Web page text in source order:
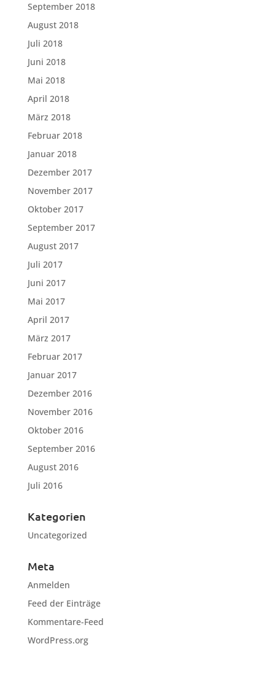
September 2018
August 2018
Juli 2018
Juni 2018
Mai 2018
April 2018
März 2018
Februar 2018
Januar 2018
Dezember 2017
November 2017
Oktober 2017
September 2017
August 2017
Juli 2017
Juni 2017
Mai 2017
April 2017
März 2017
Februar 2017
Januar 2017
Dezember 2016
November 2016
Oktober 2016
September 2016
August 2016
Juli 2016
Kategorien
Uncategorized
Meta
Anmelden
Feed der Einträge
Kommentare-Feed
WordPress.org